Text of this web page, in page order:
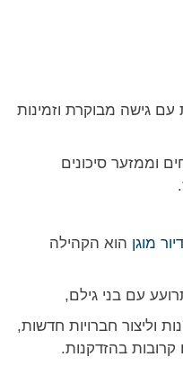
גישה מבוקרת וזמינות
וממזער סיכונים
דיור מוגן הוא הקהילה
עם בני גילם,
וליצור חברויות חדשות,
בהזדקנות.